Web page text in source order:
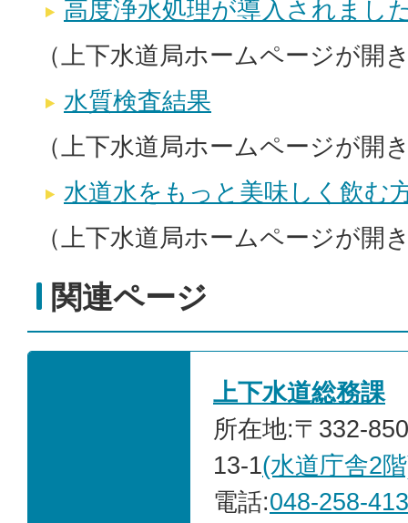
高度浄水処理が導入されまし
（上下水道局ホームページが開
水質検査結果
（上下水道局ホームページが開
水道水をもっと美味しく飲む
（上下水道局ホームページが開
関連ページ
上下水道総務課
所在地:〒332-
13-1(水道庁舎2
電話:048-258-